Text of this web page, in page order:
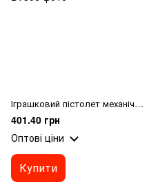
Іграшковий пістолет механічний та м'якими набоями (6 шт.)(26 х15см)
401.40 грн
Оптові ціни
Купити